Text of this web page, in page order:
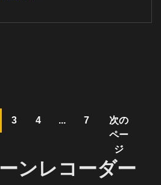
3 4 ... 7
次の
ペー
ジ
ンレコーダー